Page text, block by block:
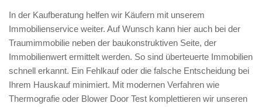
In der Kaufberatung helfen wir Käufern mit unserem
Immobilienservice weiter. Auf Wunsch kann hier auch bei der
Traumimmobilie neben der baukonstruktiven Seite, der
Immobilienwert ermittelt werden. So sind überteuerte Immobilien
schnell erkannt. Ein Fehlkauf oder die falsche Entscheidung bei
Ihrem Hauskauf minimiert. Mit modernen Verfahren wie
Thermografie oder Blower Door Test komplettieren wir unseren